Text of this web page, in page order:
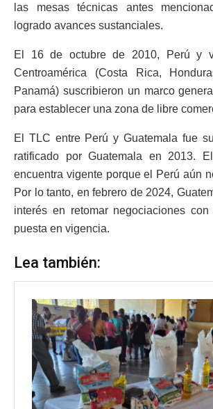
las mesas técnicas antes
logrado avances sustanciales.
El 16 de octubre de 2010, Perú y
Centroamérica (Costa Rica,
Panamá) suscribieron un marco
para establecer una zona de libre
El TLC entre Perú y Guatemala fue
ratificado por Guatemala en 2013.
encuentra vigente porque el Perú aún
Por lo tanto, en febrero de 2024,
interés en retomar negociaciones
puesta en vigencia.
Lea también: